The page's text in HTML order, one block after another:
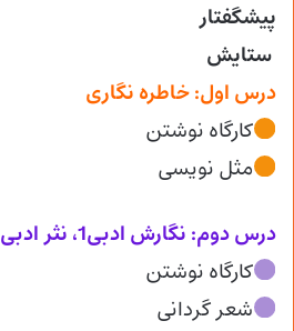
پیشگفتار
ستایش
درس اول: خاطره نگاری
کارگاه نوشتن
مثل نویسی
درس دوم: نگارش ادبی1، نثر ادبی
کارگاه نوشتن
شعر گردانی